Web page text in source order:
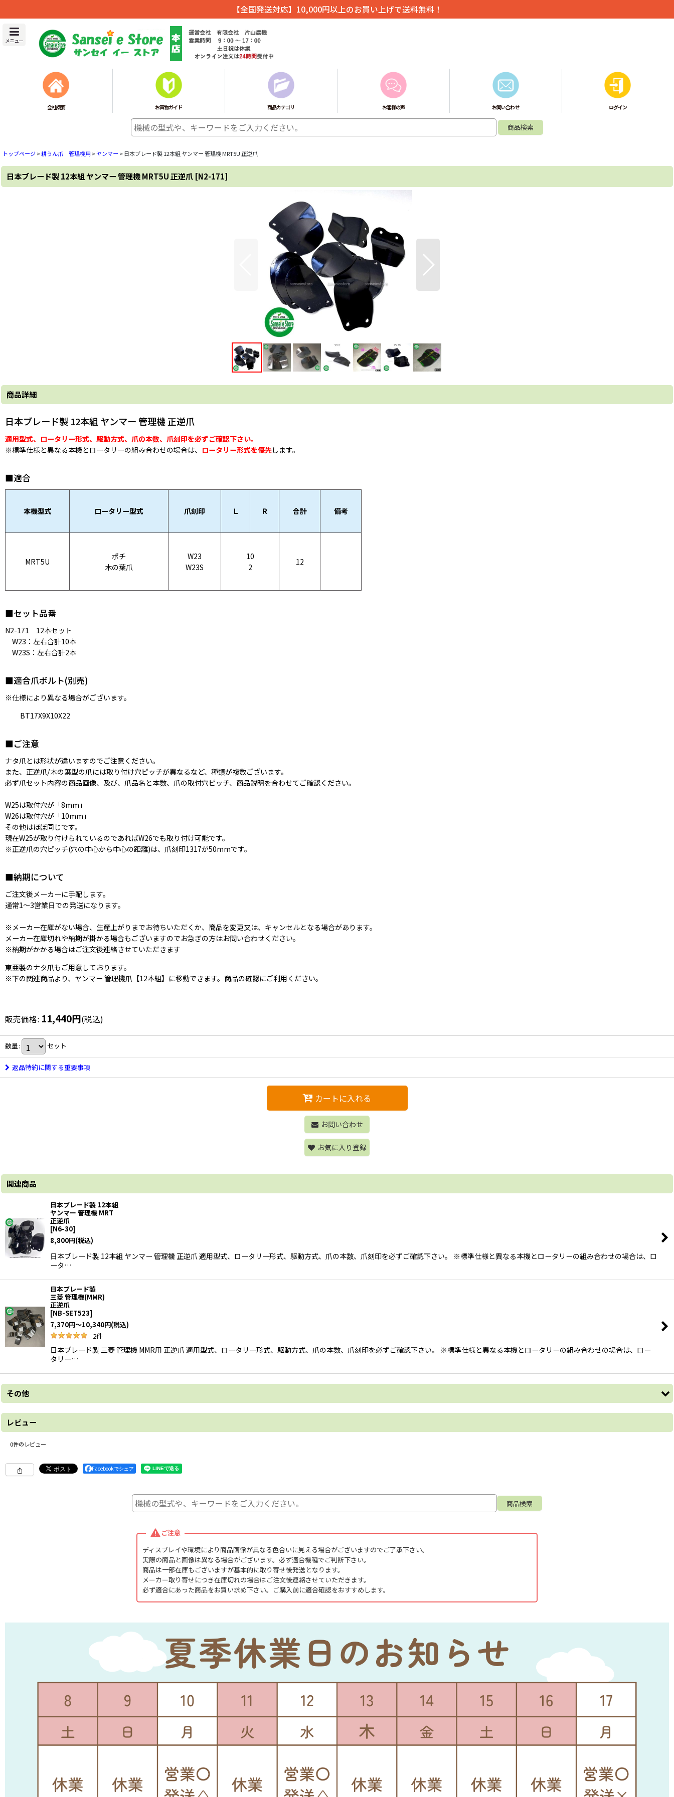
【全国発送対応】10,000円以上のお買い上げで送料無料！
メニュー
会社概要 お買物ガイド 商品カテゴリ お客様の声 お問い合わせ ログイン
トップページ>耕うん爪 管理機用 >ヤンマー >日本ブレード製 12本組 ヤンマー 管理機 MRT5U 正逆爪
日本ブレード製 12本組 ヤンマー 管理機 MRT5U 正逆爪 [N2-171]
商品詳細
日本ブレード製 12本組 ヤンマー 管理機 正逆爪
適用型式、ロータリー形式、駆動方式、爪の本数、爪刻印を必ずご確認下さい。
※標準仕様と異なる本機とロータリーの組み合わせの場合は、 ロータリー形式を優先します。
■適合
本機型式 ロータリー型式 爪刻印 Ｌ Ｒ 合計 備考
MRT5U
ポチ
木の葉爪
W23
W23S
10
2
12
■セット品番
N2-171 12本セット
W23：左右合計10本
W23S：左右合計2本
■適合爪ボルト(別売)
※仕様により異なる場合がございます。
BT17X9X10X22
■ご注意
ナタ爪とは形状が違いますのでご注意ください。
また、正逆爪/木の葉型の爪には取り付け穴ピッチが異なるなど、種類が複数ございます。
必ず爪セット内容の商品画像、及び、爪品名と本数、爪の取付穴ピッチ、商品説明を合わせてご確認ください。
W25は取付穴が「8mm」
W26は取付穴が「10mm」
その他はほぼ同じです。
現在W25が取り付けられているのであればW26でも取り付け可能です。
※正逆爪の穴ピッチ(穴の中心から中心の距離)は、爪刻印1317が50mmです。
■納期について
ご注文後メーカーに手配します。
通常1〜3営業日での発送になります。
※メーカー在庫がない場合、生産上がりまでお待ちいただくか、商品を変更又は、キャンセルとなる場合があります。
メーカー在庫切れや納期が掛かる場合もございますのでお急ぎの方はお問い合わせください。
※納期がかかる場合はご注文後連絡させていただきます
東亜製のナタ爪もご用意しております。
※下の関連商品より、ヤンマー 管理機爪【12本組】に移動できます。商品の確認にご利用ください。
販売価格: 11,440円(税込)
数量: セット
返品特約に関する重要事項
カートに入れる
お問い合わせ
お気に入り登録
関連商品
日本ブレード製 12本組
ヤンマー 管理機 MRT
正逆爪
[N6-30]
8,800円(税込)
日本ブレード製 12本組 ヤンマー 管理機 正逆爪 適用型式、ロータリー形式、駆動方式、爪の本数、爪刻印を必ずご確認下さい。 ※標準仕様と異なる本機とロータリーの組み合わせの場合は、ロ
ータ…
日本ブレード製
三菱 管理機(MMR)
正逆爪
[NB-SET523]
7,370円～10,340円(税込)
2件
日本ブレード製 三菱 管理機 MMR用 正逆爪 適用型式、ロータリー形式、駆動方式、爪の本数、爪刻印を必ずご確認下さい。 ※標準仕様と異なる本機とロータリーの組み合わせの場合は、ロー
タリー…
その他
日本ブレード爪のご案内
リーズナブルで求めやすい価格帯、小馬力向きの仕様です。
反転性と耐久性に自信あり！
形状や焼き入れを見直し、高性能イーグル爪の性能を超える反転性と耐久性を手に入れ新たに誕生！
■ゼット爪
刃先に特殊合金を溶接した、長寿命トラクター用耕耘爪。
ゼット爪は、爪母材に硬質合金をコーティングすることで、従来の２倍の耐久性を実現しました。 母材が摩耗しても丈夫なコーテ
ィング層が残り、常に刃先が鋭い状態を保つため、優れた砕土性がずっと長持ち。耕うん抵抗を大幅にカットし、小馬力のトラク
タでも無理せず作業を行えます。
■ゼットプラスワン爪
と比べて耕うん性能の低下を防止しています。
■イーグル爪
幅広でバツグンの反転性と耐磨耗！
土の放適正に優れ、土が十分に破砕されます。
深耕時でもロータリーは高回転のままで作業が可能です。
水田で力を発揮します。
レビュー
0件のレビュー
Facebookでシェア
ご注意
ディスプレイや環境により商品画像が異なる色合いに見える場合がございますのでご了承下さい。
実際の商品と画像は異なる場合がございます。必ず適合機種でご判断下さい。
商品は一部在庫もございますが基本的に取り寄せ後発送となります。
メーカー取り寄せにつき在庫切れの場合はご注文後連絡させていただきます。
必ず適合にあった商品をお買い求め下さい。ご購入前に適合確認をおすすめします。